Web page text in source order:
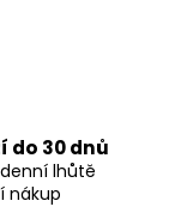
do 30 dnů
lhůtě
nákup